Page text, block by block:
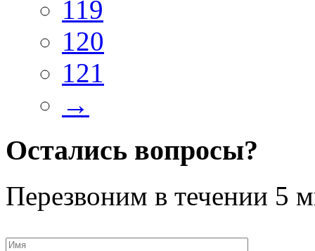
119
120
121
→
Остались вопросы?
Перезвоним в течении 5